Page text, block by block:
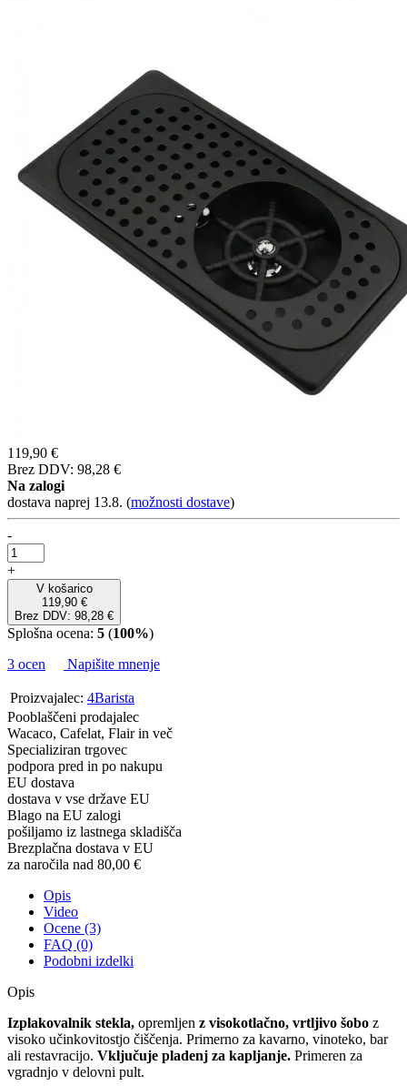
119,90 €
Brez DDV: 98,28 €
Na zalogi
dostava naprej 13.8. (možnosti dostave)
-
+
V košarico
119,90 €
Brez DDV: 98,28 €
Splošna ocena: 5 (100%)
3 ocen
Napišite mnenje
Proizvajalec: 4Barista
Pooblaščeni prodajalec
Wacaco, Cafelat, Flair in več
Specializiran trgovec
podpora pred in po nakupu
EU dostava
dostava v vse države EU
Blago na EU zalogi
pošiljamo iz lastnega skladišča
Brezplačna dostava v EU
za naročila nad 80,00 €
Opis
Video
Ocene (3)
FAQ (0)
Podobni izdelki
Opis
Izplakovalnik stekla, opremljen z visokotlačno, vrtljivo šobo z
visoko učinkovitostjo čiščenja. Primerno za kavarno, vinoteko, bar
ali restavracijo. Vključuje pladenj za kapljanje. Primeren za
vgradnjo v delovni pult.